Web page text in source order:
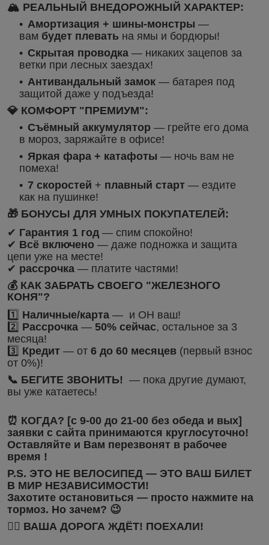
🏔️ РЕАЛЬНЫЙ ВНЕДОРОЖНЫЙ ХАРАКТЕР:
Амортизация + шины-монстры —
вам будет плевать на ямы и бордюры!
Скрытая проводка — никаких зацепов за
ветки при лесных заездах!
Антивандальный замок — батарея под
защитой даже у подъезда!
💎 КОМФОРТ "ПРЕМИУМ":
Съёмный аккумулятор — грейте его дома
в мороз, заряжайте в офисе!
Яркая фара + катафоты — ночь вам не
помеха!
7 скоростей + плавный старт — ездите
как на пушинке!
🎁 БОНУСЫ ДЛЯ УМНЫХ ПОКУПАТЕЛЕЙ:
✔ Гарантия 1 год — спим спокойно!
✔ Всё включено — даже подножка и защита
цепи уже на месте!
✔ рассрочка — платите частями!
💰 КАК ЗАБРАТЬ СВОЕГО "ЖЕЛЕЗНОГО
КОНЯ"?
1️⃣ Наличные/карта — и ОН ваш!
2️⃣ Рассрочка — 50% сейчас, остальное за 3
месяца!
3️⃣ Кредит — от 6 до 60 месяцев (первый взнос
от 0%)!
📞 БЕГИТЕ ЗВОНИТЬ! — пока другие думают,
вы уже катаетесь!
⏰ КОГДА? [с 9-00 до 21-00 без обеда и вых]
заявки с сайта принимаются круглосуточно!
Оставляйте и Вам перезвонят в рабочее
время !
P.S. ЭТО НЕ ВЕЛОСИПЕД — ЭТО ВАШ БИЛЕТ
В МИР НЕЗАВИСИМОСТИ!
Захотите остановиться — просто нажмите на
тормоз. Но зачем? 😉
🚴‍♂️ ВАША ДОРОГА ЖДЁТ! ПОЕХАЛИ!